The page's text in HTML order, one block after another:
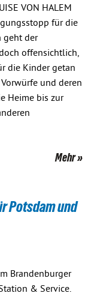
VON HALEM
für die
geht der
offensichtlich,
die Kinder getan
und deren
Heime bis zur
Mehr
Potsdam und
Brandenburger
& Service.